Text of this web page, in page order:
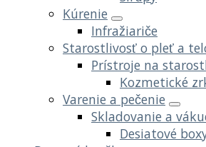
Kúrenie
Infražiariče
Starostlivosť o pleť a
Prístroje na
Kozmetické
Varenie a pečenie
Skladovanie a
Desiatové